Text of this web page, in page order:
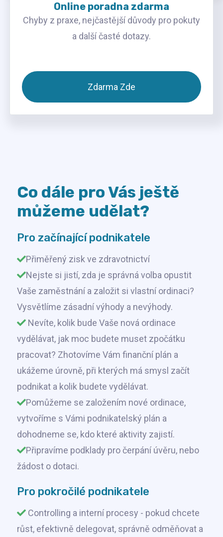
Online poradna zdarma
Chyby z praxe, nejčastější důvody pro pokuty
a další časté dotazy.
Zdarma Zde
Co dále pro Vás ještě
můžeme udělat?
Pro začínající podnikatele
Přiměřený zisk ve zdravotnictví
Nejste si jistí, zda je správná volba opustit
Vaše zaměstnání a založit si vlastní ordinaci?
Vysvětlíme zásadní výhody a nevýhody.
Nevíte, kolik bude Vaše nová ordinace
vydělávat, jak moc budete muset zpočátku
pracovat? Zhotovíme Vám finanční plán a
ukážeme úrovně, při kterých má smysl začít
podnikat a kolik budete vydělávat.
Pomůžeme se založením nové ordinace,
vytvoříme s Vámi podnikatelský plán a
dohodneme se, kdo které aktivity zajistí.
Připravíme podklady pro čerpání úvěru, nebo
žádost o dotaci.
Pro pokročilé podnikatele
Controlling a interní procesy - pokud chcete
růst, efektivně delegovat, správně odměňovat a